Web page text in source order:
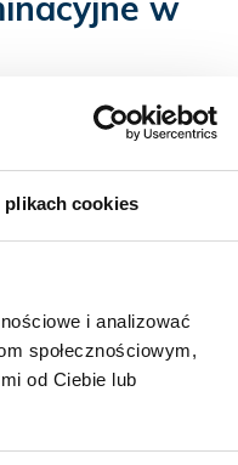
plikach cookies
i analizować
społecznościowym,
od Ciebie lub
Cambridge
egzaminacyjnych...
dzieci PEIC